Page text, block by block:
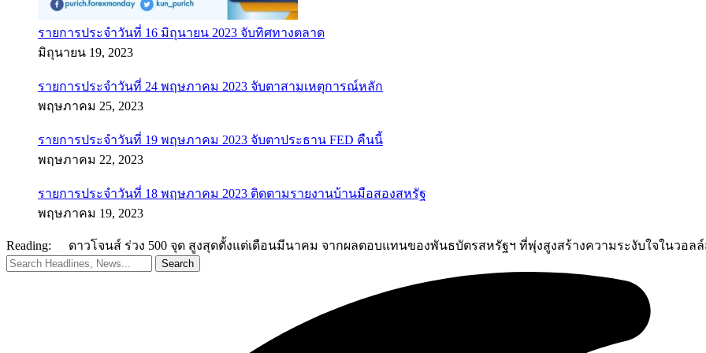
รายการประจำวันที่ 16 มิถุนายน 2023 จับทิศทางตลาด
มิถุนายน 19, 2023
รายการประจำวันที่ 24 พฤษภาคม 2023 จับตาสามเหตุการณ์หลัก
พฤษภาคม 25, 2023
รายการประจำวันที่ 19 พฤษภาคม 2023 จับตาประธาน FED คืนนี้
พฤษภาคม 22, 2023
รายการประจำวันที่ 18 พฤษภาคม 2023 ติดตามรายงานบ้านมือสองสหรัฐ
พฤษภาคม 19, 2023
Reading: ดาวโจนส์ ร่วง 500 จุด สูงสุดตั้งแต่เดือนมีนาคม จากผลตอบแทนของพันธบัตรสหรัฐฯ ที่พุ่งสูงสร้างความระงับใจในวอล